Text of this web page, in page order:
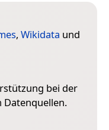
, Wikidata und
bei der
Datenquellen.